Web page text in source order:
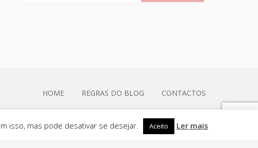
HOME REGRAS DO BLOG CONTACTOS
isso, mas pode desativar se desejar. Aceito Ler mais